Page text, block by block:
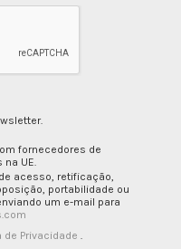
fornecedores de
UE.
acesso, retificação,
portabilidade ou
um e-mail para
de Privacidade